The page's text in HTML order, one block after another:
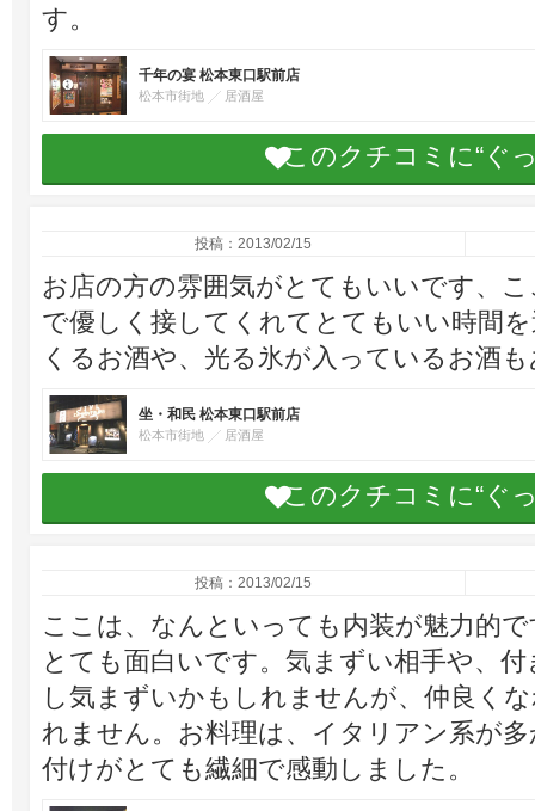
す。
千年の宴 松本東口駅前店
松本市街地 居酒屋
このクチコミに“ぐ
投稿：2013/02/15
お店の方の雰囲気がとてもいいです、
で優しく接してくれてとてもいい時間
くるお酒や、光る氷が入っているお酒
坐・和民 松本東口駅前店
松本市街地 居酒屋
このクチコミに“ぐ
投稿：2013/02/15
ここは、なんといっても内装が魅力的
とても面白いです。気まずい相手や、
し気まずいかもしれませんが、仲良く
れません。お料理は、イタリアン系が
付けがとても繊細で感動しました。